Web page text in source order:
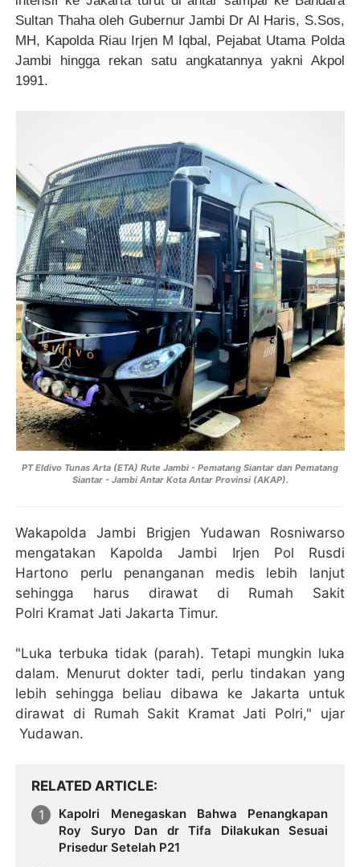
Sultan Thaha oleh Gubernur Jambi Dr Al Haris, S.Sos,
MH, Kapolda Riau Irjen M Iqbal, Pejabat Utama Polda
Jambi hingga rekan satu angkatannya yakni Akpol
1991.
PT Eldivo Tunas Arta (ETA) Rute Jambi - Pematang Siantar dan Pematang
Siantar - Jambi Antar Kota Antar Provinsi (AKAP).
Wakapolda Jambi Brigjen Yudawan Rosniwarso
mengatakan Kapolda Jambi Irjen Pol Rusdi
Hartono perlu penanganan medis lebih lanjut
sehingga harus dirawat di Rumah Sakit
Polri Kramat Jati Jakarta Timur.
"Luka terbuka tidak (parah). Tetapi mungkin luka
dalam. Menurut dokter tadi, perlu tindakan yang
lebih sehingga beliau dibawa ke Jakarta untuk
dirawat di Rumah Sakit Kramat Jati Polri," ujar
Yudawan.
RELATED ARTICLE
Kapolri Menegaskan Bahwa Penangkapan
Roy Suryo Dan dr Tifa Dilakukan Sesuai
Prisedur Setelah P21